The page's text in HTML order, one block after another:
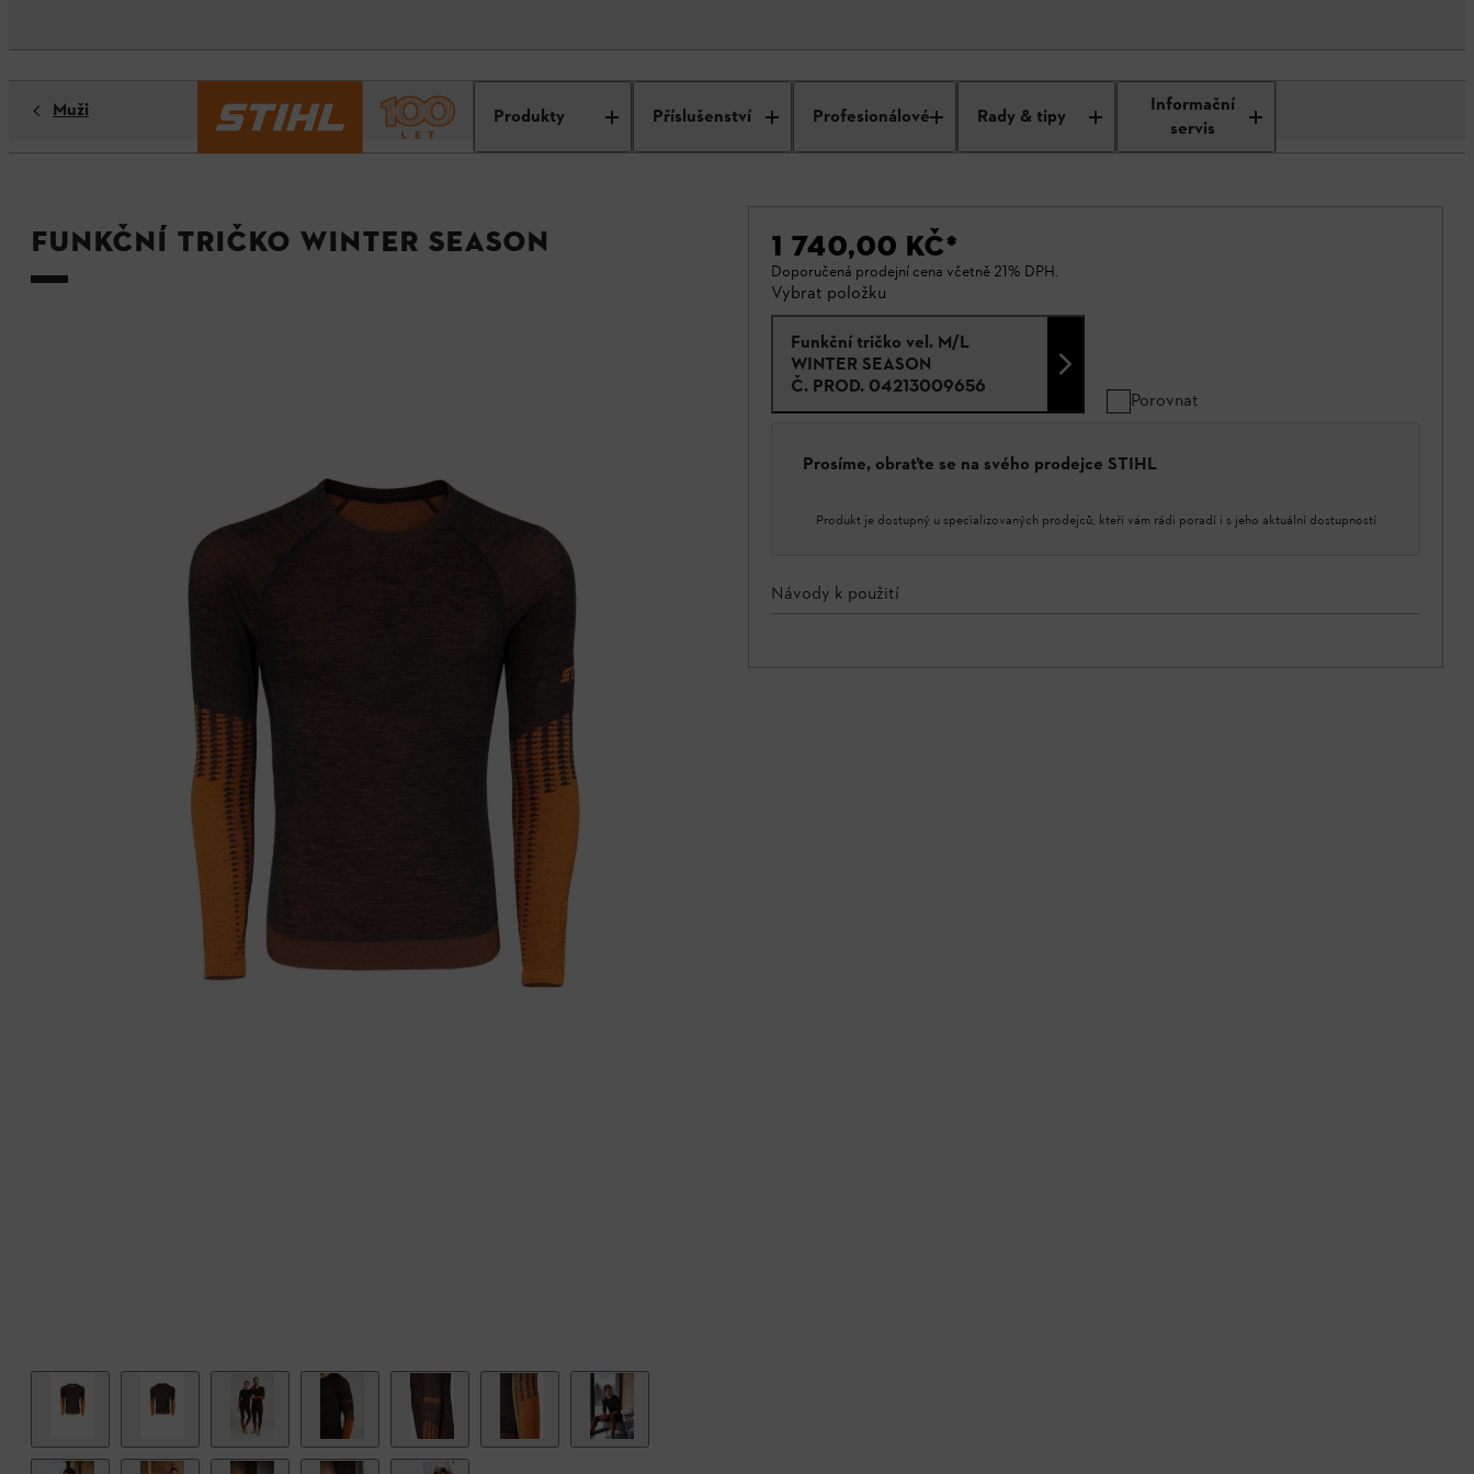
Produkty Příslušenství Profesionálové Rady & tipy
Informační
servis
Muži
Funkční tričko WINTER SEASON 1 740,00 KČ*
Doporučená prodejní cena včetně 21% DPH.
Vybrat položku
Funkční tričko vel. M/L
WINTER SEASON
Č. PROD. 04213009656
Porovnat
Prosíme, obraťte se na svého prodejce STIHL
Produkt je dostupný u specializovaných prodejců, kteří vám rádi poradí i s jeho aktuální dostupností
Návody k použití